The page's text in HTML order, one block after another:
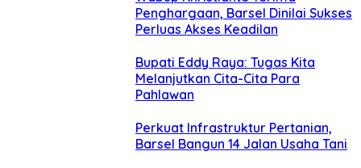
Penghargaan, Barsel Dinilai Sukses
Perluas Akses Keadilan
Bupati Eddy Raya: Tugas Kita
Melanjutkan Cita-Cita Para
Pahlawan
Perkuat Infrastruktur Pertanian,
Barsel Bangun 14 Jalan Usaha Tani